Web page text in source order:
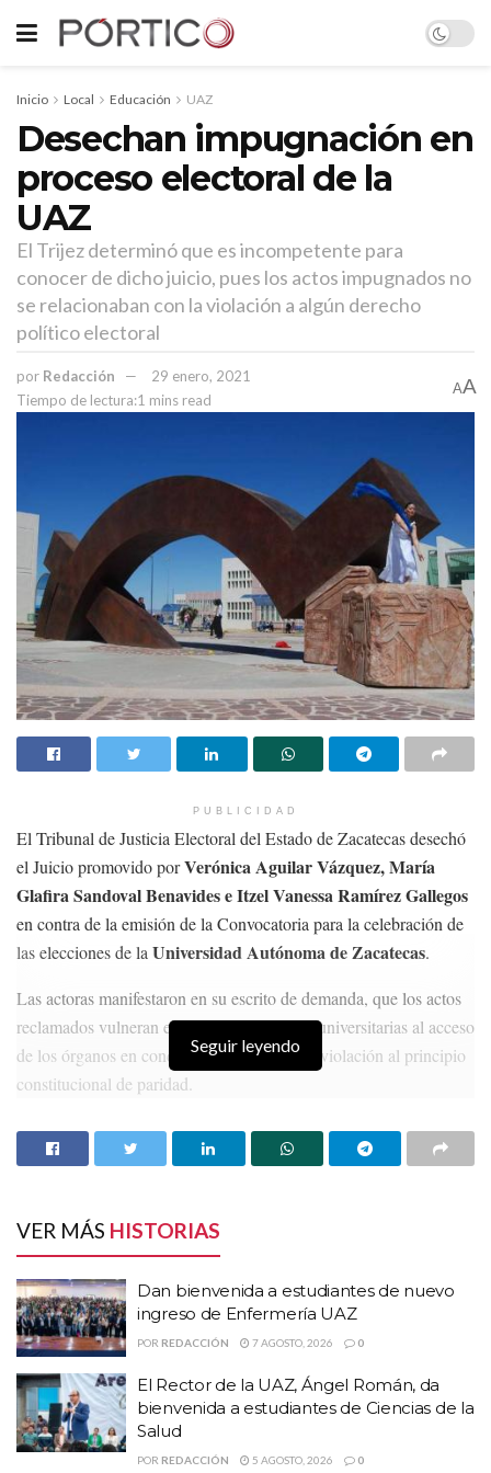
Inicio Local Educación UAZ
Desechan impugnación en
proceso electoral de la
UAZ
El Trijez determinó que es incompetente para
conocer de dicho juicio, pues los actos impugnados no
se relacionaban con la violación a algún derecho
político electoral
por Redacción
29 enero, 2021
Tiempo de lectura:1 mins read
AA
PUBLICIDAD
El Tribunal de Justicia Electoral del Estado de Zacatecas desechó
el Juicio promovido porVerónica Aguilar Vázquez, María
Glafira Sandoval Benavides e Itzel Vanessa Ramírez Gallegos
en contra de la emisión de la Convocatoria para la celebración de
las elecciones de la Universidad Autónoma de Zacatecas.
Las actoras manifestaron en su escrito de demanda, que los actos
reclamados vulneran el derecho de mujeres universitarias al acceso
de los órganos en condiciones paritarias, en violación al principio
constitucional de paridad.
HISTORIAS RELACIONADAS
de Enfermería UAZ
El Rector de la UAZ, Ángel Román, da bienvenida
a estudiantes de Ciencias de la Salud
Docente universitario obtiene acreditación del
Panel de Intercambio de Conocimientos de
ASME
Seguir leyendo
VER MÁS HISTORIAS
Dan bienvenida a estudiantes de nuevo
ingreso de Enfermería UAZ
POR REDACCIÓN 7 AGOSTO, 2026 0
El Rector de la UAZ, Ángel Román, da
bienvenida a estudiantes de Ciencias de la
Salud
POR REDACCIÓN 5 AGOSTO, 2026 0